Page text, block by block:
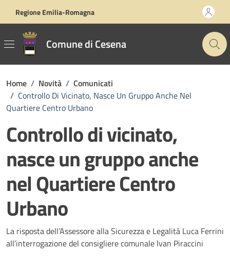
Regione Emilia-Romagna
Comune di Cesena
Home / Novità / Comunicati
/ Controllo Di Vicinato, Nasce Un Gruppo Anche Nel
Quartiere Centro Urbano
Controllo di vicinato,
nasce un gruppo anche
nel Quartiere Centro
Urbano
Dettagli della notizia
La risposta dell’Assessore alla Sicurezza e Legalità Luca Ferrini
all’interrogazione del consigliere comunale Ivan Piraccini